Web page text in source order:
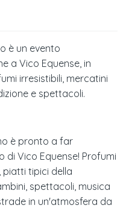
è un evento
a Vico Equense, in
irresistibili, mercatini
e spettacoli.
è pronto a far
di Vico Equense! Profumi
piatti tipici della
spettacoli, musica
in un'atmosfera da